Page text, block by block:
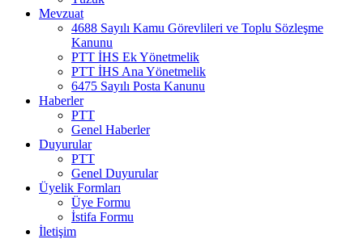
Mevzuat
4688 Sayılı Kamu Görevlileri ve Toplu Sözleşme
Kanunu
PTT İHS Ek Yönetmelik
PTT İHS Ana Yönetmelik
6475 Sayılı Posta Kanunu
Haberler
PTT
Genel Haberler
Duyurular
PTT
Genel Duyurular
Üyelik Formları
Üye Formu
İstifa Formu
İletişim